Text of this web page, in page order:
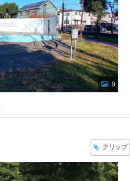
9
クリップ